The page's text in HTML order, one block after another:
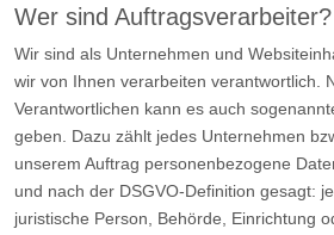
Wer sind Auftragsverarbeiter?
Wir sind als Unternehmen und
wir von Ihnen verarbeiten verantwortlich.
Verantwortlichen kann es auch
geben. Dazu zählt jedes Unternehmen
unserem Auftrag personenbezogene
und nach der DSGVO-Definition gesagt:
juristische Person, Behörde, Einrichtung